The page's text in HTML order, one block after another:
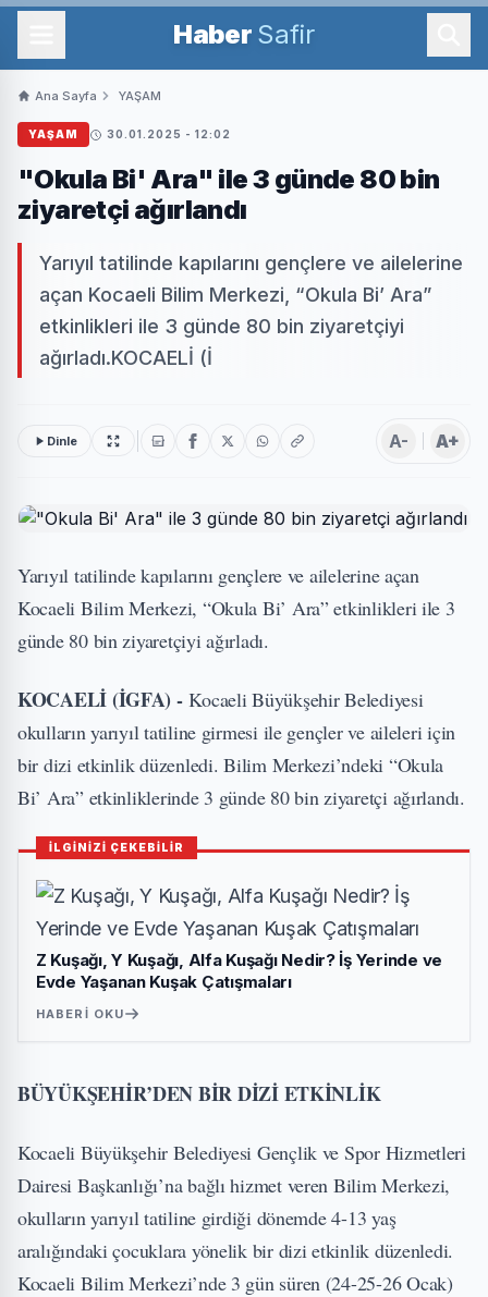
Haber Safir
Ana Sayfa YAŞAM
YAŞAM 30.01.2025 - 12:02
"Okula Bi' Ara" ile 3 günde 80 bin
ziyaretçi ağırlandı
Yarıyıl tatilinde kapılarını gençlere ve ailelerine
açan Kocaeli Bilim Merkezi, “Okula Bi’ Ara”
etkinlikleri ile 3 günde 80 bin ziyaretçiyi
ağırladı.KOCAELİ (İ
Dinle A- A+
Yarıyıl tatilinde kapılarını gençlere ve ailelerine açan
Kocaeli Bilim Merkezi, “Okula Bi’ Ara” etkinlikleri ile 3
günde 80 bin ziyaretçiyi ağırladı.
KOCAELİ (İGFA) -Kocaeli Büyükşehir Belediyesi
okulların yarıyıl tatiline girmesi ile gençler ve aileleri için
bir dizi etkinlik düzenledi. Bilim Merkezi’ndeki “Okula
Bi’ Ara” etkinliklerinde 3 günde 80 bin ziyaretçi ağırlandı.
İLGİNİZİ ÇEKEBİLİR
Z Kuşağı, Y Kuşağı, Alfa Kuşağı Nedir? İş Yerinde ve
Evde Yaşanan Kuşak Çatışmaları
HABERI OKU
BÜYÜKŞEHİR’DEN BİR DİZİ ETKİNLİK
Kocaeli Büyükşehir Belediyesi Gençlik ve Spor Hizmetleri
Dairesi Başkanlığı’na bağlı hizmet veren Bilim Merkezi,
okulların yarıyıl tatiline girdiği dönemde 4-13 yaş
aralığındaki çocuklara yönelik bir dizi etkinlik düzenledi.
Kocaeli Bilim Merkezi’nde 3 gün süren (24-25-26 Ocak)